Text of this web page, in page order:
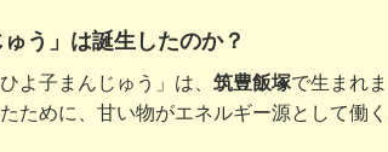
う」は誕生したのか？
よ子まんじゅう」は、 筑豊飯塚で生まれ
ために、甘い物がエネルギー源として働く